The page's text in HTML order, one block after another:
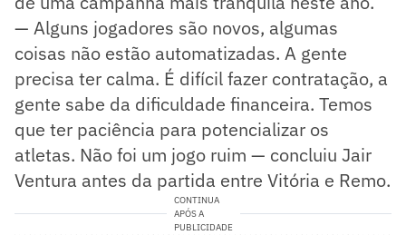
— Alguns jogadores são novos, algumas
coisas não estão automatizadas. A gente
precisa ter calma. É difícil fazer contratação, a
gente sabe da dificuldade financeira. Temos
que ter paciência para potencializar os
atletas. Não foi um jogo ruim — concluiu Jair
Ventura antes da partida entre Vitória e Remo.
CONTINUA
APÓS A
PUBLICIDADE